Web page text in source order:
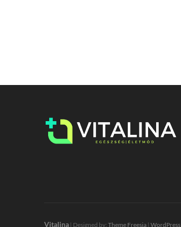
Vitalina | Designed by: Theme Freesia | WordPress